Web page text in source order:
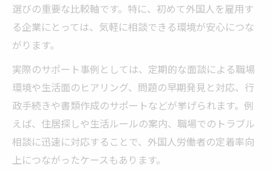
選びの重要な比較軸です。特に、初めて外国人を雇用す
る企業にとっては、気軽に相談できる環境が安心につな
がります。
実際のサポート事例としては、定期的な面談による職場
環境や生活面のヒアリング、問題の早期発見と対応、行
政手続きや書類作成のサポートなどが挙げられます。例
えば、住居探しや生活ルールの案内、職場でのトラブル
相談に迅速に対応することで、外国人労働者の定着率向
上につながったケースもあります。